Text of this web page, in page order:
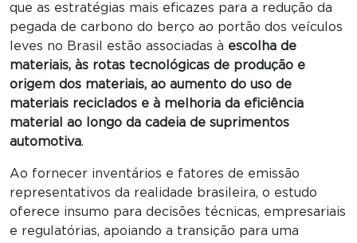
que as estratégias mais eficazes para a redução da
pegada de carbono do berço ao portão dos veículos
leves no Brasil estão associadas à escolha de
materiais, às rotas tecnológicas de produção e
origem dos materiais, ao aumento do uso de
materiais reciclados e à melhoria da eficiência
material ao longo da cadeia de suprimentos
automotiva.
Ao fornecer inventários e fatores de emissão
representativos da realidade brasileira, o estudo
oferece insumo para decisões técnicas, empresariais
e regulatórias, apoiando a transição para uma